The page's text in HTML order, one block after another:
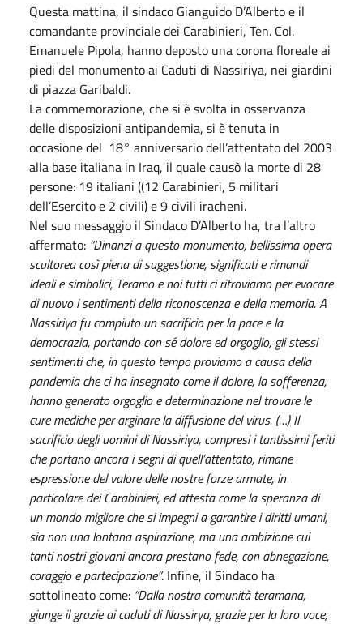
Questa mattina, il sindaco Gianguido D’Alberto e il
comandante provinciale dei Carabinieri, Ten. Col.
Emanuele Pipola, hanno deposto una corona floreale ai
piedi del monumento ai Caduti di Nassiriya, nei giardini
di piazza Garibaldi.
La commemorazione, che si è svolta in osservanza
delle disposizioni antipandemia, si è tenuta in
occasione del 18° anniversario dell’attentato del 2003
alla base italiana in Iraq, il quale causò la morte di 28
persone: 19 italiani ((12 Carabinieri, 5 militari
dell’Esercito e 2 civili) e 9 civili iracheni.
Nel suo messaggio il Sindaco D’Alberto ha, tra l’altro
affermato: “Dinanzi a questo monumento, bellissima opera
scultorea così piena di suggestione, significati e rimandi
ideali e simbolici, Teramo e noi tutti ci ritroviamo per evocare
di nuovo i sentimenti della riconoscenza e della memoria. A
Nassiriya fu compiuto un sacrificio per la pace e la
democrazia, portando con sé dolore ed orgoglio, gli stessi
sentimenti che, in questo tempo proviamo a causa della
pandemia che ci ha insegnato come il dolore, la sofferenza,
hanno generato orgoglio e determinazione nel trovare le
cure mediche per arginare la diffusione del virus. (…) Il
sacrificio degli uomini di Nassiriya, compresi i tantissimi feriti
che portano ancora i segni di quell’attentato, rimane
espressione del valore delle nostre forze armate, in
particolare dei Carabinieri, ed attesta come la speranza di
un mondo migliore che si impegni a garantire i diritti umani,
sia non una lontana aspirazione, ma una ambizione cui
tanti nostri giovani ancora prestano fede, con abnegazione,
coraggio e partecipazione”. Infine, il Sindaco ha
sottolineato come: “Dalla nostra comunità teramana,
giunge il grazie ai caduti di Nassirya, grazie per la loro voce,